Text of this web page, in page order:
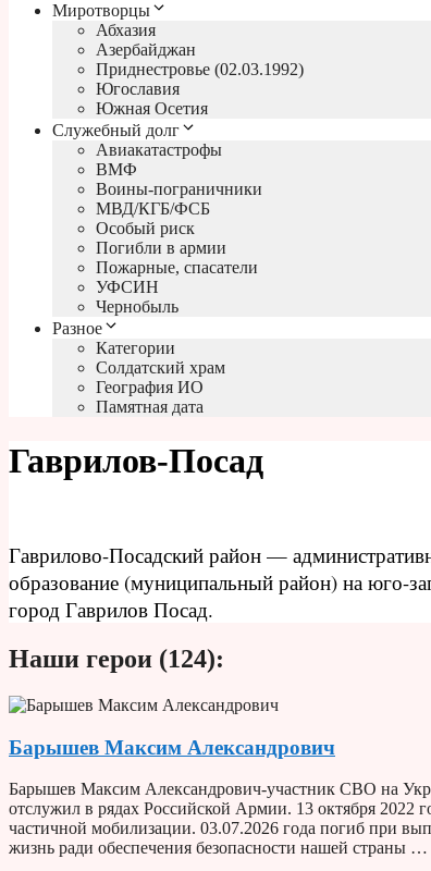
Миротворцы
Абхазия
Азербайджан
Приднестровье (02.03.1992)
Югославия
Южная Осетия
Служебный долг
Авиакатастрофы
ВМФ
Воины-пограничники
МВД/КГБ/ФСБ
Особый риск
Погибли в армии
Пожарные, спасатели
УФСИН
Чернобыль
Разное
Категории
Солдатский храм
География ИО
Памятная дата
Гаврилов-Посад
Гаврилово-Посадский район —
образование (муниципальный район) на юго-
город Гаврилов Посад.
Наши герои (124):
Барышев Максим Александрович
Барышев Максим Александрович-участник СВО на
отслужил в рядах Российской Армии. 13 октября
частичной мобилизации. 03.07.2026 года погиб при
жизнь ради обеспечения безопасности нашей страны …